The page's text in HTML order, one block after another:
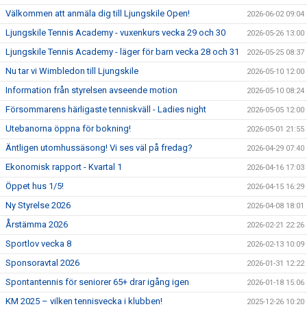
Välkommen att anmäla dig till Ljungskile Open! 2026-06-02 09:04
Ljungskile Tennis Academy - vuxenkurs vecka 29 och 30 2026-05-26 13:00
Ljungskile Tennis Academy - läger för barn vecka 28 och 31 2026-05-25 08:37
Nu tar vi Wimbledon till Ljungskile 2026-05-10 12:00
Information från styrelsen avseende motion 2026-05-10 08:24
Försommarens härligaste tenniskväll - Ladies night 2026-05-05 12:00
Utebanorna öppna för bokning! 2026-05-01 21:55
Äntligen utomhussäsong! Vi ses väl på fredag? 2026-04-29 07:40
Ekonomisk rapport - Kvartal 1 2026-04-16 17:03
Öppet hus 1/5! 2026-04-15 16:29
Ny Styrelse 2026 2026-04-08 18:01
Årstämma 2026 2026-02-21 22:26
Sportlov vecka 8 2026-02-13 10:09
Sponsoravtal 2026 2026-01-31 12:22
Spontantennis för seniorer 65+ drar igång igen 2026-01-18 15:06
KM 2025 – vilken tennisvecka i klubben! 2025-12-26 10:20